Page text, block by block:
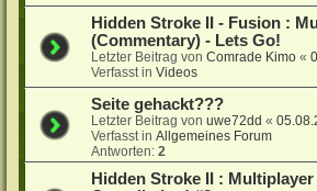
Hidden Stroke II - Fusion :
(Commentary) - Lets Go!
Letzter Beitrag vonComrade Kimo «
Verfasst inVideos
Seite gehackt???
Letzter Beitrag vonuwe72dd «
Verfasst inAllgemeines Forum
Antworten:2
Hidden Stroke II : Multiplayer